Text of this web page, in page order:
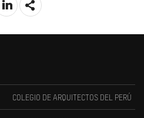
COLEGIO DE ARQUITECTOS DEL PERÚ